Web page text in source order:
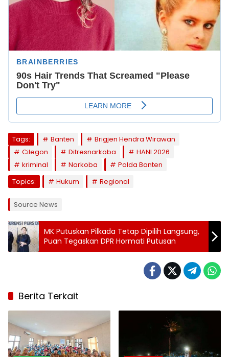
Tags: Banten
Brigjen Hendra Wirawan
Cilegon
Ditresnarkoba
HANI 2026
kriminal
Narkoba
Polda Banten
Topics:
Hukum Regional
Source News
MK Putuskan Pilkada Tetap Dipilih Langsung,
Puan Tegaskan DPR Hormati Putusan
Berita Terkait